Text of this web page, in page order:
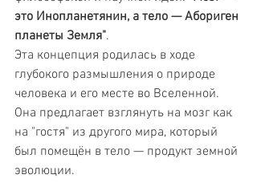
это Инопланетянин, а тело — Абориген
планеты Земля".
Эта концепция родилась в ходе
глубокого размышления о природе
человека и его месте во Вселенной.
Она предлагает взглянуть на мозг как
на "гостя" из другого мира, который
был помещён в тело — продукт земной
эволюции.